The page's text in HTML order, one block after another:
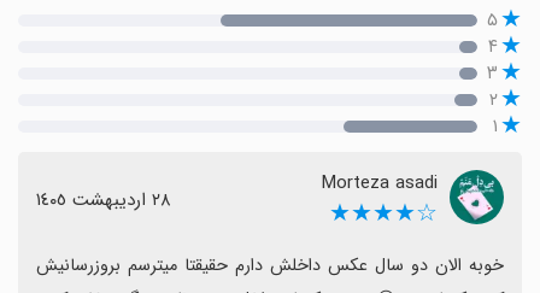
۵
۴
۳
۲
۱
Morteza asadi
☆★★★★ ٢٨ اردیبهشت ١٤٠٥